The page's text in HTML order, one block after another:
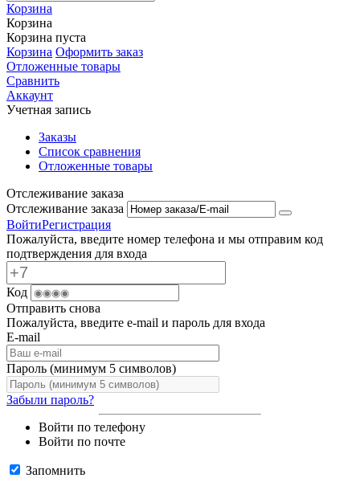
Корзина
Корзина
Корзина пуста
Корзина Оформить заказ
Отложенные товары
Сравнить
Аккаунт
Учетная запись
Заказы
Список сравнения
Отложенные товары
Отслеживание заказа
Отслеживание заказа
ВойтиРегистрация
Пожалуйста, введите номер телефона и мы отправим код
подтверждения для входа
Код
Отправить снова
Пожалуйста, введите e-mail и пароль для входа
E-mail
Пароль (минимум 5 символов)
Забыли пароль?
Войти по телефону
Войти по почте
Запомнить